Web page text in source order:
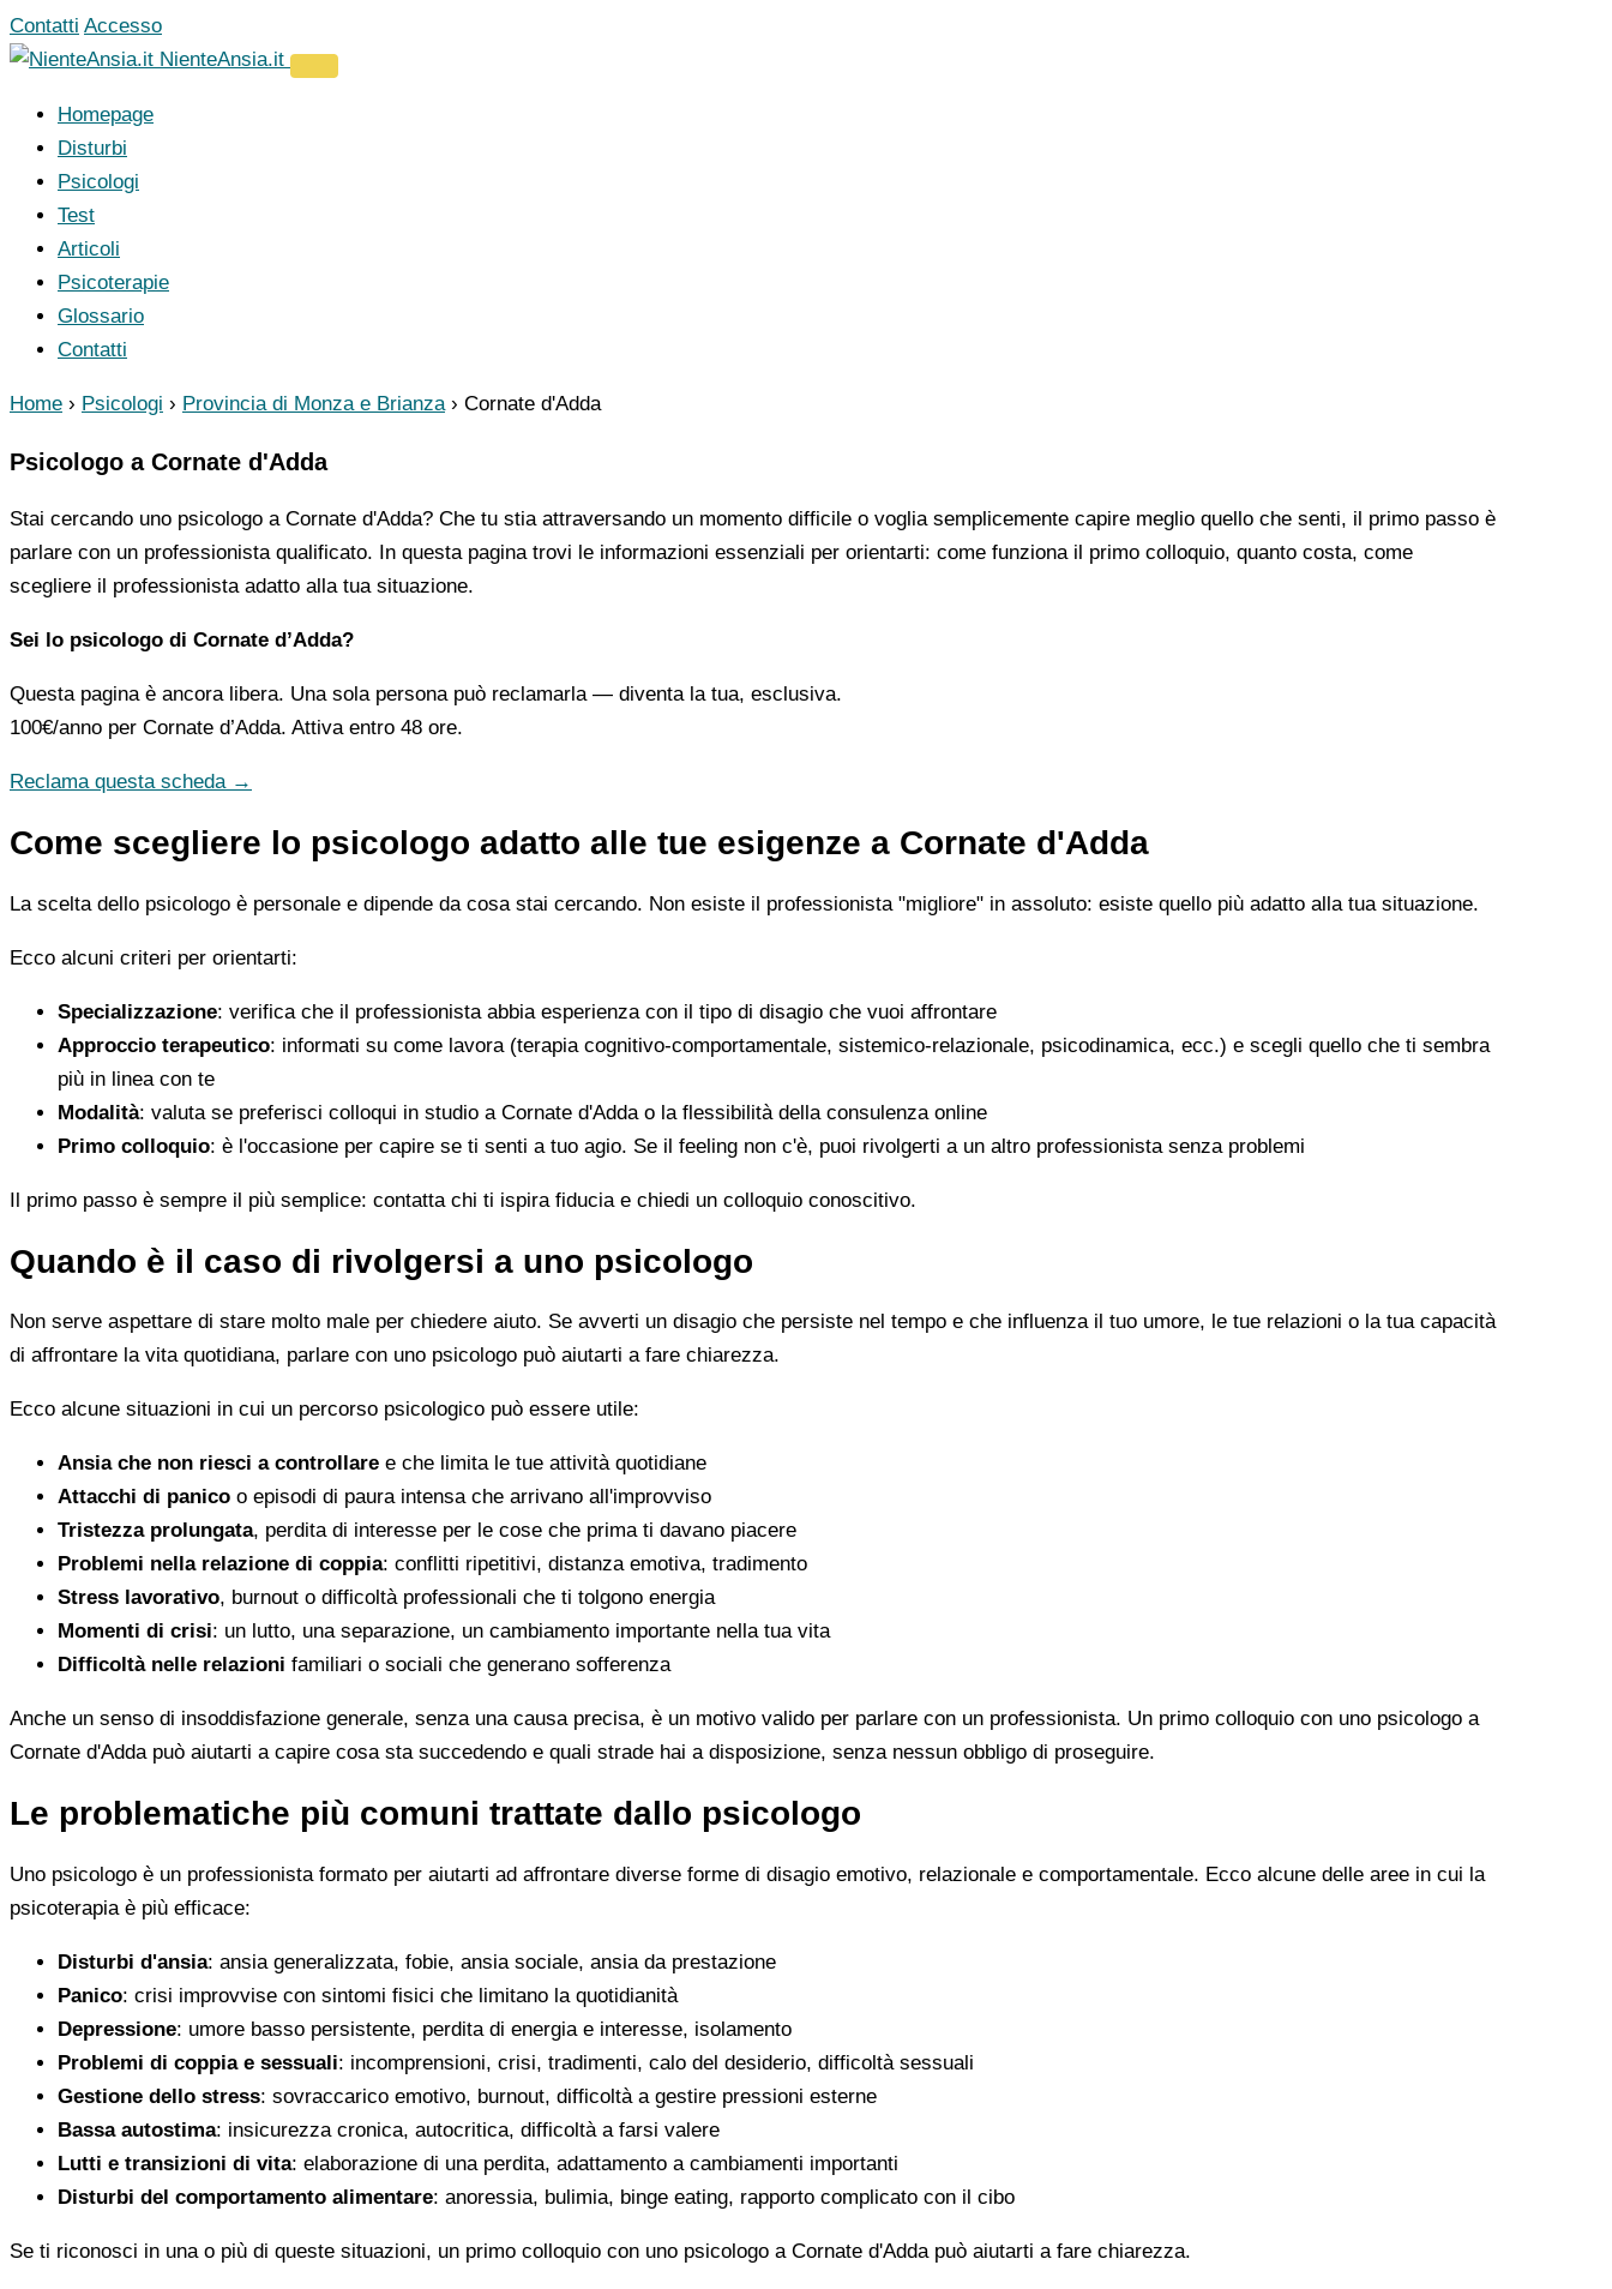
Vai
al
Contatti Accesso
NienteAnsia.it
Homepage
Disturbi
Psicologi
Test
Articoli
Psicoterapie
Glossario
Contatti
Home › Psicologi › Provincia di Monza e Brianza › Cornate d'Adda
Psicologo a Cornate d'Adda
Stai cercando uno psicologo a Cornate d'Adda? Che tu stia attraversando un momento difficile o voglia semplicemente capire meglio quello che senti, il primo passo è
parlare con un professionista qualificato. In questa pagina trovi le informazioni essenziali per orientarti: come funziona il primo colloquio, quanto costa, come
scegliere il professionista adatto alla tua situazione.
Sei lo psicologo di Cornate d’Adda?
Questa pagina è ancora libera. Una sola persona può reclamarla — diventa la tua, esclusiva.
100€/anno per Cornate d’Adda. Attiva entro 48 ore.
Reclama questa scheda →
Come scegliere lo psicologo adatto alle tue esigenze a Cornate d'Adda
La scelta dello psicologo è personale e dipende da cosa stai cercando. Non esiste il professionista "migliore" in assoluto: esiste quello più adatto alla tua situazione.
Ecco alcuni criteri per orientarti:
Specializzazione: verifica che il professionista abbia esperienza con il tipo di disagio che vuoi affrontare
Approccio terapeutico: informati su come lavora (terapia cognitivo-comportamentale, sistemico-relazionale, psicodinamica, ecc.) e scegli quello che ti sembra
più in linea con te
Modalità: valuta se preferisci colloqui in studio a Cornate d'Adda o la flessibilità della consulenza online
Primo colloquio: è l'occasione per capire se ti senti a tuo agio. Se il feeling non c'è, puoi rivolgerti a un altro professionista senza problemi
Il primo passo è sempre il più semplice: contatta chi ti ispira fiducia e chiedi un colloquio conoscitivo.
Quando è il caso di rivolgersi a uno psicologo
Non serve aspettare di stare molto male per chiedere aiuto. Se avverti un disagio che persiste nel tempo e che influenza il tuo umore, le tue relazioni o la tua capacità
di affrontare la vita quotidiana, parlare con uno psicologo può aiutarti a fare chiarezza.
Ecco alcune situazioni in cui un percorso psicologico può essere utile:
Ansia che non riesci a controllare e che limita le tue attività quotidiane
Attacchi di panico o episodi di paura intensa che arrivano all'improvviso
Tristezza prolungata, perdita di interesse per le cose che prima ti davano piacere
Problemi nella relazione di coppia: conflitti ripetitivi, distanza emotiva, tradimento
Stress lavorativo, burnout o difficoltà professionali che ti tolgono energia
Momenti di crisi: un lutto, una separazione, un cambiamento importante nella tua vita
Difficoltà nelle relazioni familiari o sociali che generano sofferenza
Anche un senso di insoddisfazione generale, senza una causa precisa, è un motivo valido per parlare con un professionista. Un primo colloquio con uno psicologo a
Cornate d'Adda può aiutarti a capire cosa sta succedendo e quali strade hai a disposizione, senza nessun obbligo di proseguire.
Le problematiche più comuni trattate dallo psicologo
Uno psicologo è un professionista formato per aiutarti ad affrontare diverse forme di disagio emotivo, relazionale e comportamentale. Ecco alcune delle aree in cui la
psicoterapia è più efficace:
Disturbi d'ansia: ansia generalizzata, fobie, ansia sociale, ansia da prestazione
Panico: crisi improvvise con sintomi fisici che limitano la quotidianità
Depressione: umore basso persistente, perdita di energia e interesse, isolamento
Problemi di coppia e sessuali: incomprensioni, crisi, tradimenti, calo del desiderio, difficoltà sessuali
Gestione dello stress: sovraccarico emotivo, burnout, difficoltà a gestire pressioni esterne
Bassa autostima: insicurezza cronica, autocritica, difficoltà a farsi valere
Lutti e transizioni di vita: elaborazione di una perdita, adattamento a cambiamenti importanti
Disturbi del comportamento alimentare: anoressia, bulimia, binge eating, rapporto complicato con il cibo
Se ti riconosci in una o più di queste situazioni, un primo colloquio con uno psicologo a Cornate d'Adda può aiutarti a fare chiarezza.